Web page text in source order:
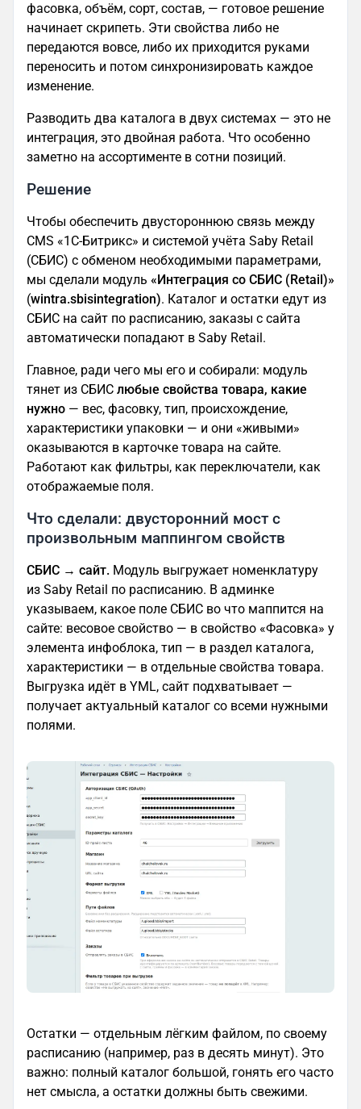
фасовка, объём, сорт, состав, — готовое решение
начинает скрипеть. Эти свойства либо не
передаются вовсе, либо их приходится руками
переносить и потом синхронизировать каждое
изменение.
Разводить два каталога в двух системах — это не
интеграция, это двойная работа. Что особенно
заметно на ассортименте в сотни позиций.
Решение
Чтобы обеспечить двустороннюю связь между
CMS «1С-Битрикс» и системой учёта Saby Retail
(СБИС) с обменом необходимыми параметрами,
мы сделали модуль «Интеграция со СБИС (Retail)»
(wintra.sbisintegration). Каталог и остатки едут из
СБИС на сайт по расписанию, заказы с сайта
автоматически попадают в Saby Retail.
Главное, ради чего мы его и собирали: модуль
тянет из СБИС любые свойства товара, какие
нужно
характеристики упаковки — и они «живыми»
оказываются в карточке товара на сайте.
Работают как фильтры, как переключатели, как
отображаемые поля.
Что сделали: двусторонний мост с
произвольным маппингом свойств
СБИС → сайт.
из Saby Retail по расписанию. В админке
указываем, какое поле СБИС во что маппится на
сайте: весовое свойство — в свойство «Фасовка» у
элемента инфоблока, тип — в раздел каталога,
характеристики — в отдельные свойства товара.
Выгрузка идёт в YML, сайт подхватывает —
получает актуальный каталог со всеми нужными
полями.
Остатки — отдельным лёгким файлом, по своему
расписанию (например, раз в десять минут). Это
важно: полный каталог большой, гонять его часто
нет смысла, а остатки должны быть свежими.